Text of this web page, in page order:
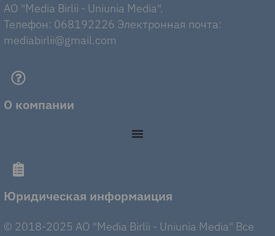
AO "Media Birlii - Uniunia Media".
Телефон: 068192226 Электронная почта:
mediabirlii@gmail.com
О компании
Юридическая информаиция
© 2018-2025 AO "Media Birlii - Uniunia Media" Все